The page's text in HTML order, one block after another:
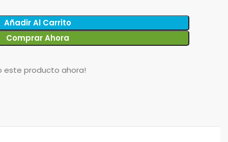
Añadir Al Carrito
Comprar Ahora
este producto ahora!